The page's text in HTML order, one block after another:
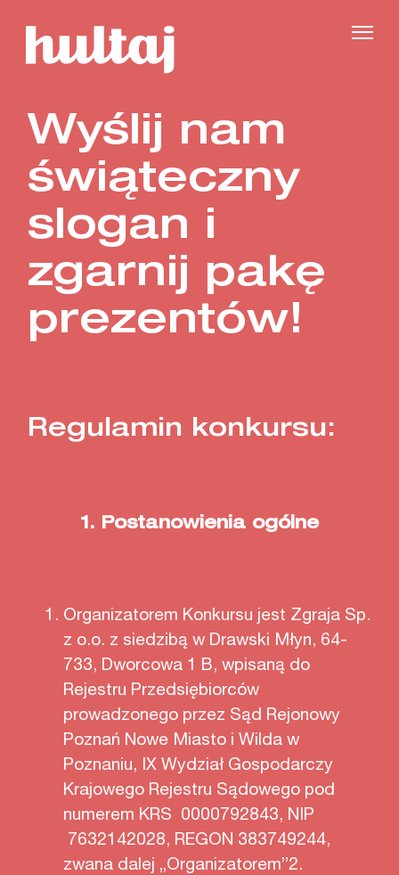
Wyślij nam
świąteczny
slogan i
zgarnij pakę
prezentów!
Regulamin konkursu:
1. Postanowienia ogólne
Organizatorem Konkursu jest Zgraja Sp.
z o.o. z siedzibą w Drawski Młyn, 64-
733, Dworcowa 1 B, wpisaną do
Rejestru Przedsiębiorców
prowadzonego przez Sąd Rejonowy
Poznań Nowe Miasto i Wilda w
Poznaniu, IX Wydział Gospodarczy
Krajowego Rejestru Sądowego pod
numerem KRS 0000792843, NIP
7632142028, REGON 383749244,
zwana dalej „Organizatorem”2.